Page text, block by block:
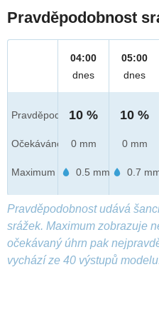
Pravděpodobnost
Pravděpod.
Očekáváno
Maximum
04:00
dnes
10 %
0 mm
0.5 mm
05:00
dnes
10 %
0 mm
0.7
Pravděpodobnost udává
srážek. Maximum zobrazuje
očekávaný úhrn pak
vychází ze 40 výstupů